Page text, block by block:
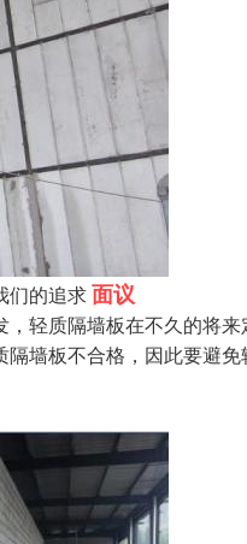
们的追求面议
轻质隔墙板在不久的将
墙板不合格，因此要避